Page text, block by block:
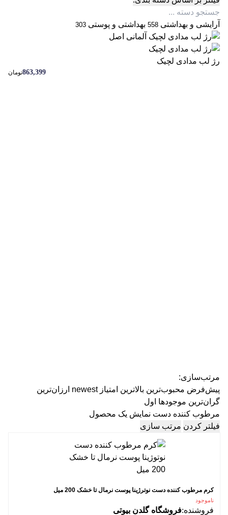
آرایشی و بهداشتی 558 بهداشتی و پوستی 303
رژ لب مدادی لچیک
863,399تومان
مرتب‌سازی:
پیش‌فرض محبوب‌ترین بالاترین امتیاز newest ارزان‌ترین
گران‌ترین موجودها اول
مرطوب کننده دست نمایش یک محصول
فیلتر کردن مرتب سازی
کرم مرطوب کننده دست نوترژینا پوست نرمال تا خشک 200 میل
ناموجود
فروشنده:فروشگاه گلدن بیوتی